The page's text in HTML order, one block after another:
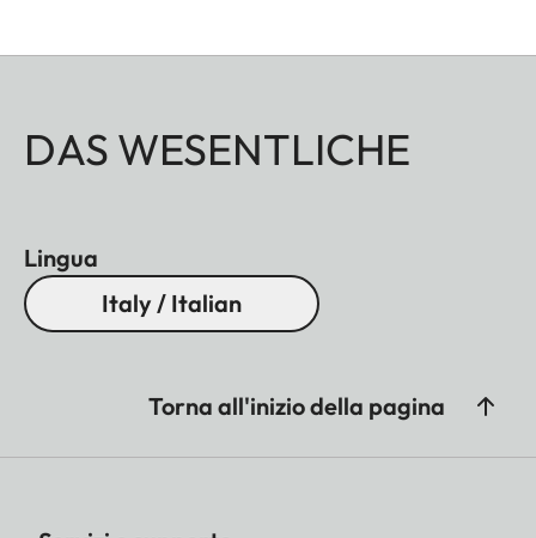
DAS WESENTLICHE
Lingua
Italy / Italian
Torna all'inizio della pagina